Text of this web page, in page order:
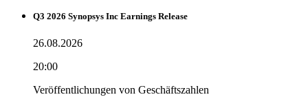
Q3 2026 Synopsys Inc Earnings Release
26.08.2026
20:00
Veröffentlichungen von Geschäftszahlen